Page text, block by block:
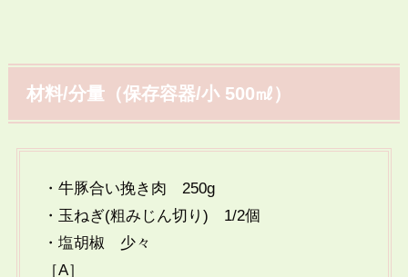
材料/分量（保存容器/小 500㎖）
・牛豚合い挽き肉 250g
・玉ねぎ(粗みじん切り) 1/2個
・塩胡椒 少々
［A］